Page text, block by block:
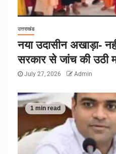
उत्तराखंड
नया उदासीन अखाड़ा-
सरकार से जांच की उठी
July 27, 2026 Admin
1 min read